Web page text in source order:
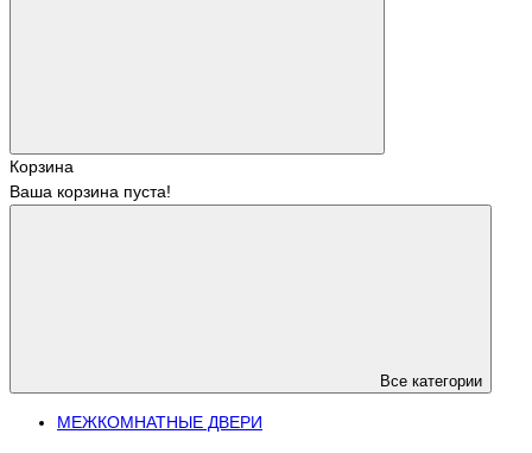
Корзина
Ваша корзина пуста!
Все категории
МЕЖКОМНАТНЫЕ ДВЕРИ